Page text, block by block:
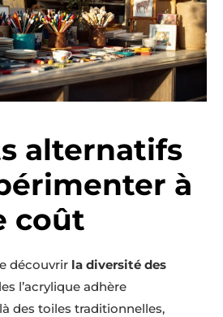
alternatifs
à
coût
découvrir la diversité des
l’acrylique adhère
des toiles traditionnelles,